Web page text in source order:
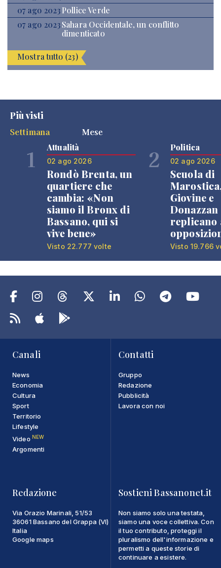
07 ago 2023Pollice Verde
07 ago 2023Sahara Occidentale, un conflitto
dimenticato
Mostra tutto (23)
Più visti
Settimana
Mese
1 Attualità
02 ago 2026
Rondò Brenta, un
quartiere che
cambia: «Non
siamo il Bronx di
Bassano, qui si
vive bene»
Visto 22.777 volte
2 Politica
02 ago 2026
Scuola di
Giovine e
Donazzan
replicano
Visto 19.766
Canali
News
Economia
Cultura
Sport
Territorio
Lifestyle
Video NEW
Argomenti
Contatti
Gruppo
Redazione
Pubblicità
Lavora con noi
Redazione
Via Orazio Marinali, 51/53
36061 Bassano del Grappa (VI)
Italia
Google maps
Sostieni Bassanonet.it
Non siamo solo una testata,
siamo una voce collettiva. Con
il tuo contributo, proteggi il
pluralismo dell'informazione e
permetti a queste storie di
continuare a esistere.